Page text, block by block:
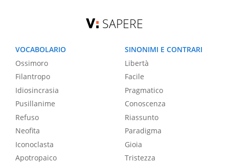
SAPERE
VOCABOLARIO
Ossimoro
Filantropo
Idiosincrasia
Pusillanime
Refuso
Neofita
Iconoclasta
Apotropaico
SINONIMI E CONTRARI
Libertà
Facile
Pragmatico
Conoscenza
Riassunto
Paradigma
Gioia
Tristezza